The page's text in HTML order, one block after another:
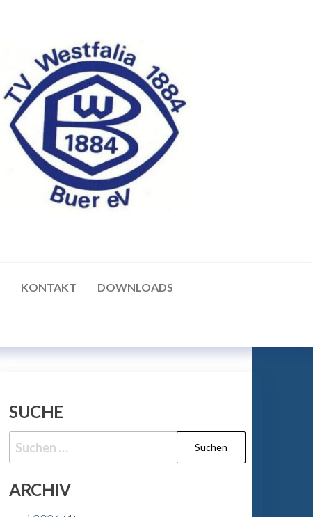
KONTAKT DOWNLOADS
SUCHE
Suche
nach:
ARCHIV